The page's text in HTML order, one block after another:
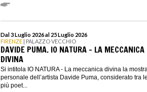
Dal 3 Luglio 2026 al 25 Luglio 2026
FIRENZE | PALAZZO VECCHIO
DAVIDE PUMA. IO NATURA - LA MECCANICA
DIVINA
Si intitola IO NATURA - La meccanica divina la
personale dell’artista Davide Puma, considerato tra
più poet...